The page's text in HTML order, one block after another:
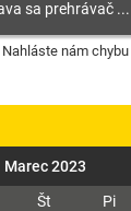
Nahláste nám chybu
Marec 2023
Št Pi